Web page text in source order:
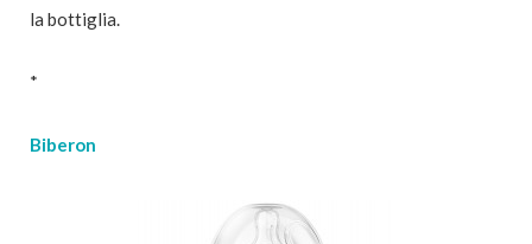
la bottiglia.
*
Biberon